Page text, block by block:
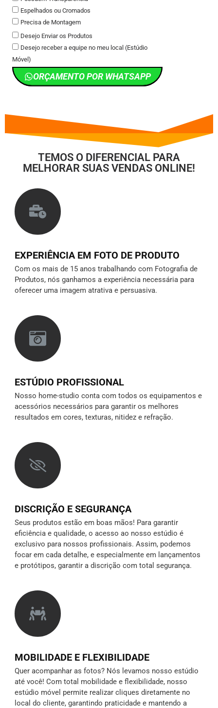
Espelhados ou Cromados
Precisa de Montagem
Desejo Enviar os Produtos
Desejo receber a equipe no meu local (Estúdio
Móvel)
ORÇAMENTO POR WHATSAPP
TEMOS O DIFERENCIAL PARA
MELHORAR SUAS VENDAS ONLINE!
EXPERIÊNCIA EM FOTO DE PRODUTO
Com os mais de 15 anos trabalhando com Fotografia de
Produtos, nós ganhamos a experiência necessária para
oferecer uma imagem atrativa e persuasiva.
ESTÚDIO PROFISSIONAL
Nosso home-studio conta com todos os equipamentos e
acessórios necessários para garantir os melhores
resultados em cores, texturas, nitidez e refração.
DISCRIÇÃO E SEGURANÇA
Seus produtos estão em boas mãos! Para garantir
eficiência e qualidade, o acesso ao nosso estúdio é
exclusivo para nossos profissionais. Assim, podemos
focar em cada detalhe, e especialmente em lançamentos
e protótipos, garantir a discrição com total segurança.
MOBILIDADE E FLEXIBILIDADE
Quer acompanhar as fotos? Nós levamos nosso estúdio
até você! Com total mobilidade e flexibilidade, nosso
estúdio móvel permite realizar cliques diretamente no
local do cliente, garantindo praticidade e mantendo a